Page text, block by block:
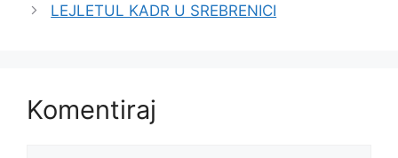
LEJLETUL KADR U SREBRENICI
Komentiraj